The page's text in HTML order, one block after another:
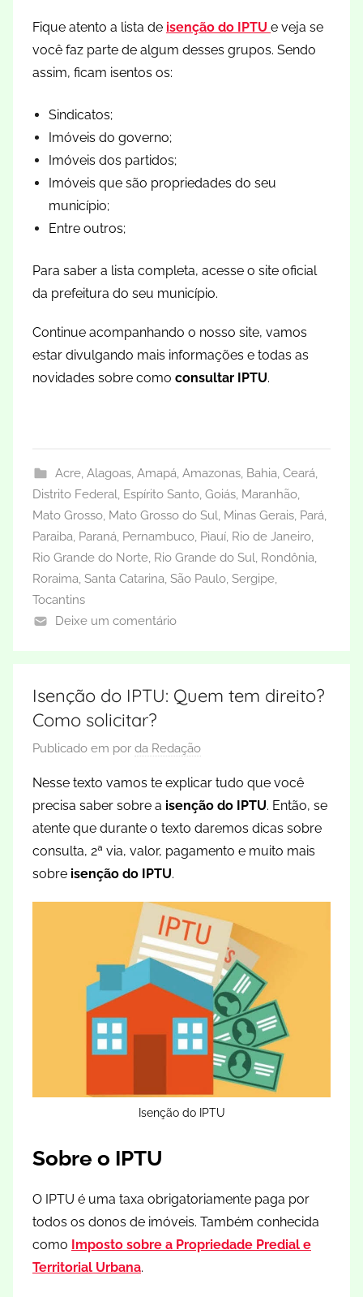
Fique atento a lista de isenção do IPTU e veja se
você faz parte de algum desses grupos. Sendo
assim, ficam isentos os:
Sindicatos;
Imóveis do governo;
Imóveis dos partidos;
Imóveis que são propriedades do seu
município;
Entre outros;
Para saber a lista completa, acesse o site oficial
da prefeitura do seu município.
Continue acompanhando o nosso site, vamos
estar divulgando mais informações e todas as
novidades sobre como consultar IPTU.
Acre, Alagoas, Amapá, Amazonas, Bahia, Ceará,
Distrito Federal, Espírito Santo, Goiás, Maranhão,
Mato Grosso, Mato Grosso do Sul, Minas Gerais, Pará,
Paraiba, Paraná, Pernambuco, Piauí, Rio de Janeiro,
Rio Grande do Norte, Rio Grande do Sul, Rondônia,
Roraima, Santa Catarina, São Paulo, Sergipe,
Tocantins
Deixe um comentário
Isenção do IPTU: Quem tem direito?
Como solicitar?
Publicado em por da Redação
Nesse texto vamos te explicar tudo que você
precisa saber sobre a isenção do IPTU. Então, se
atente que durante o texto daremos dicas sobre
consulta, 2ª via, valor, pagamento e muito mais
sobre isenção do IPTU.
Isenção do IPTU
Sobre o IPTU
O IPTU é uma taxa obrigatoriamente paga por
todos os donos de imóveis. Também conhecida
como Imposto sobre a Propriedade Predial e
Territorial Urbana.